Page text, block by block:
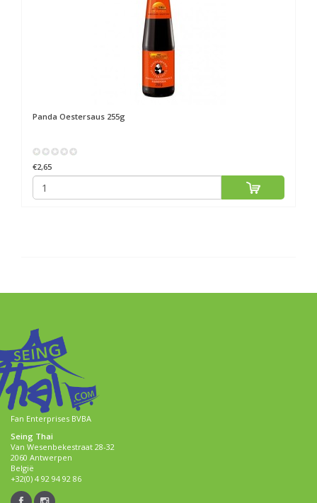
Panda Oestersaus 255g
€2,65
Fan Enterprises BVBA
Seing Thai
Van Wesenbekestraat 28-32
2060 Antwerpen
België
+32(0) 4 92 94 92 86